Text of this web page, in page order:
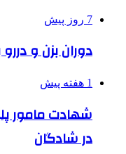
7 روز پیش
دوران بزن و
1 هفته پیش
شهادت مامور
در شادگان